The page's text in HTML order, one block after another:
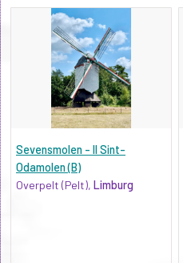
Sevensmolen - II Sint-
Odamolen (B)
Overpelt (Pelt), Limburg